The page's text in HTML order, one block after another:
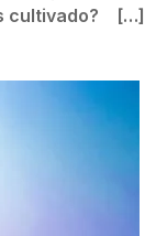
cultivado? […]